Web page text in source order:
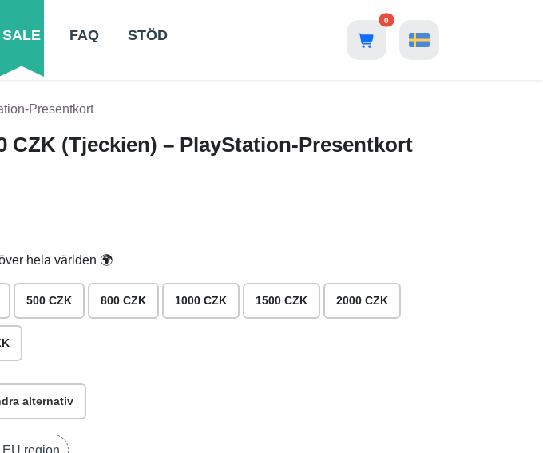
SALE FAQ STÖD
0
Presentkort
CZK (Tjeckien) – PlayStation-Presentkort
hela världen 🌍
500 CZK 800 CZK 1000 CZK 1500 CZK 2000 CZK
alternativ
EU region